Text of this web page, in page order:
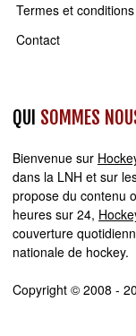
Termes et conditions
Contact
QUI SOMMES
Bienvenue sur
dans la LNH et sur
propose du contenu
heures sur 24,
couverture
nationale de hockey.
Copyright © 2008 -